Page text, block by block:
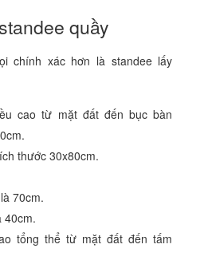
quầy
chính xác hơn là standee lấy
cao từ mặt đất đến bục bàn
thước 30x80cm.
70cm.
40cm.
tổng thể từ mặt đất đến tấm